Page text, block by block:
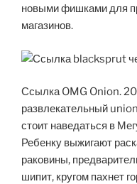
новыми фишками для
магазинов.
Ссылка OMG Onion.
развлекательный
стоит наведаться в
Ребенку выжигают
раковины,
шипит, кругом пахнет